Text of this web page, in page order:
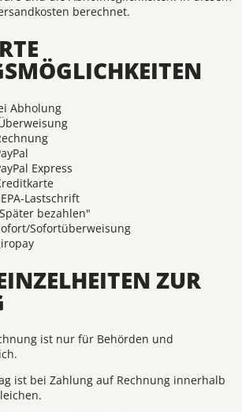
berechnet.
Abholung
Express
Lastschrift
bezahlen"
Sofortüberweisung
ZUR
ist nur für Behörden und
ist bei Zahlung auf Rechnung innerhalb